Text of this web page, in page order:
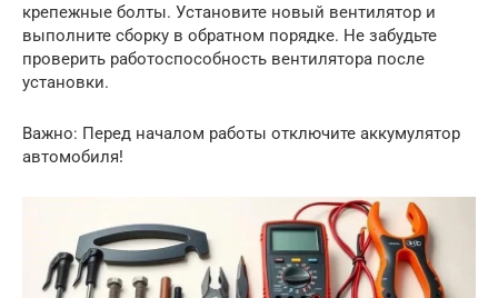
крепежные болты. Установите новый вентилятор и
выполните сборку в обратном порядке. Не забудьте
проверить работоспособность вентилятора после
установки.
Важно: Перед началом работы отключите аккумулятор
автомобиля!